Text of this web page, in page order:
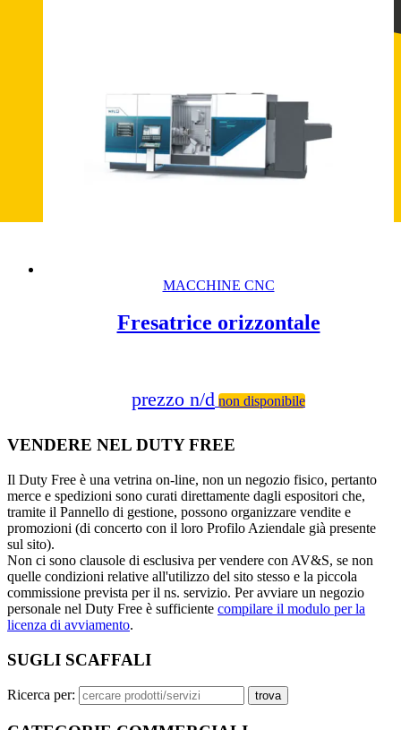
MACCHINE CNC
Fresatrice orizzontale
prezzo n/d non disponibile
VENDERE NEL DUTY FREE
Il Duty Free è una vetrina on-line, non un negozio fisico, pertanto
merce e spedizioni sono curati direttamente dagli espositori che,
tramite il Pannello di gestione, possono organizzare vendite e
promozioni (di concerto con il loro Profilo Aziendale già presente
sul sito).
Non ci sono clausole di esclusiva per vendere con AV&S, se non
quelle condizioni relative all'utilizzo del sito stesso e la piccola
commissione prevista per il ns. servizio. Per avviare un negozio
personale nel Duty Free è sufficiente compilare il modulo per la
licenza di avviamento.
SUGLI SCAFFALI
Ricerca per: